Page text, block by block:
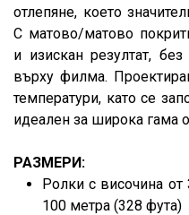
отлепяне, което
С матово/матово
и изискан резултат,
върху филма.
температури, като се
идеален за широка гама
РАЗМЕРИ:
Ролки с височина
100 метра (328 фута)